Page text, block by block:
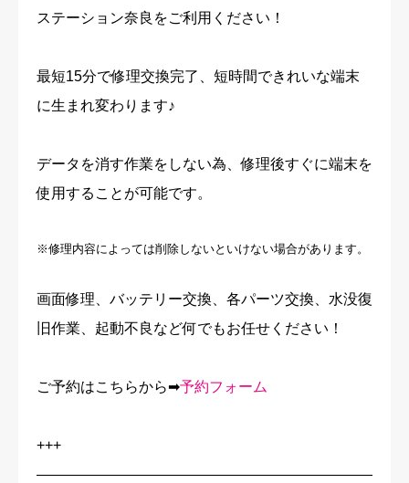
ステーション奈良をご利用ください！
最短15分で修理交換完了、短時間できれいな端末
に生まれ変わります♪
データを消す作業をしない為、修理後すぐに端末を
使用することが可能です。
※修理内容によっては削除しないといけない場合があります。
画面修理、バッテリー交換、各パーツ交換、水没復
旧作業、起動不良など何でもお任せください！
ご予約はこちらから➡予約フォーム
+++
———————————————————————